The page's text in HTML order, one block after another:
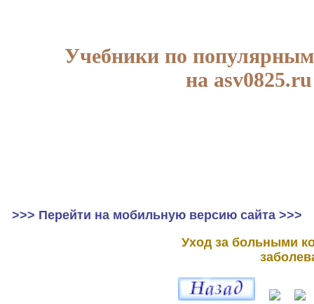
Учебники по
на asv0825.ru
>>> Перейти на мобильную версию сайта >>>
Уход за больными